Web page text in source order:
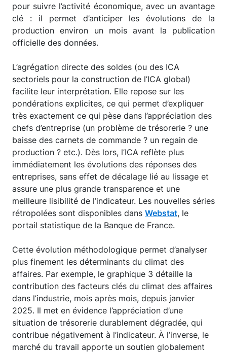
pour suivre l’activité économique, avec un avantage
clé : il permet d’anticiper les évolutions de la
production environ un mois avant la publication
officielle des données.
L’agrégation directe des soldes (ou des ICA
sectoriels pour la construction de l’ICA global)
facilite leur interprétation. Elle repose sur les
pondérations explicites, ce qui permet d’expliquer
très exactement ce qui pèse dans l’appréciation des
chefs d’entreprise (un problème de trésorerie ? une
baisse des carnets de commande ? un regain de
production ? etc.). Dès lors, l’ICA reflète plus
immédiatement les évolutions des réponses des
entreprises, sans effet de décalage lié au lissage et
assure une plus grande transparence et une
meilleure lisibilité de l’indicateur. Les nouvelles séries
rétropolées sont disponibles dans Webstat, le
portail statistique de la Banque de France.
Cette évolution méthodologique permet d’analyser
plus finement les déterminants du climat des
affaires. Par exemple, le graphique 3 détaille la
contribution des facteurs clés du climat des affaires
dans l’industrie, mois après mois, depuis janvier
2025. Il met en évidence l’appréciation d’une
situation de trésorerie durablement dégradée, qui
contribue négativement à l’indicateur. À l’inverse, le
marché du travail apporte un soutien globalement